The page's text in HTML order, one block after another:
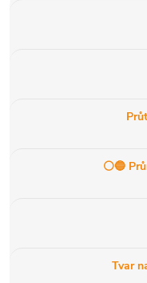
⚪️🔵
Tvar